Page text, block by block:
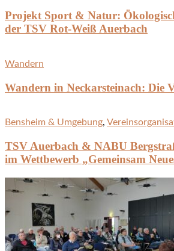
Projekt Sport & Natur:
der TSV Rot-Weiß Auerbach
Wandern
Wandern in Neckarsteinach: Die
Bensheim & Umgebung,
TSV Auerbach & NABU
im Wettbewerb „Gemeinsam